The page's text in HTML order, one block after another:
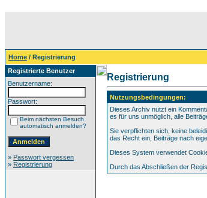
Home / Registrierung
Registrierte Benutzer
Benutzername:
Passwort:
Beim nächsten Besuch
automatisch anmelden?
» Passwort vergessen
» Registrierung
Registrierung
Nutzungsbedingungen:
Dieses Archiv nutzt ein
es für uns unmöglich, alle
Sie verpflichten sich, keine
das Recht ein, Beiträge nach
Dieses System verwendet
Durch das Abschließen der